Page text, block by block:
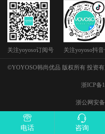
关注yoyoso订阅号 关注yoyoso抖
©YOYOSO韩尚优品 版权所有 投资
浙ICP备
浙公网安备
电话 咨询